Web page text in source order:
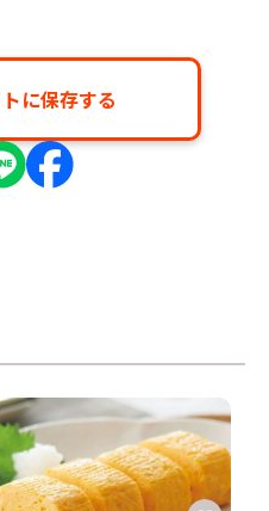
に保存する